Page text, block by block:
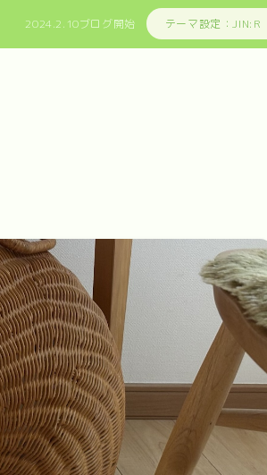
2024.2.10ブログ開始 テーマ設定：JIN:R